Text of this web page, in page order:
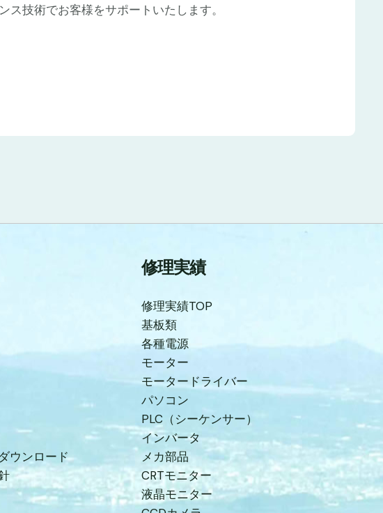
技術でお客様をサポートいたします。
ウンロード
修理実績
修理実績TOP
基板類
各種電源
モーター
モータードライバー
パソコン
PLC（シーケンサー）
インバータ
メカ部品
CRTモニター
液晶モニター